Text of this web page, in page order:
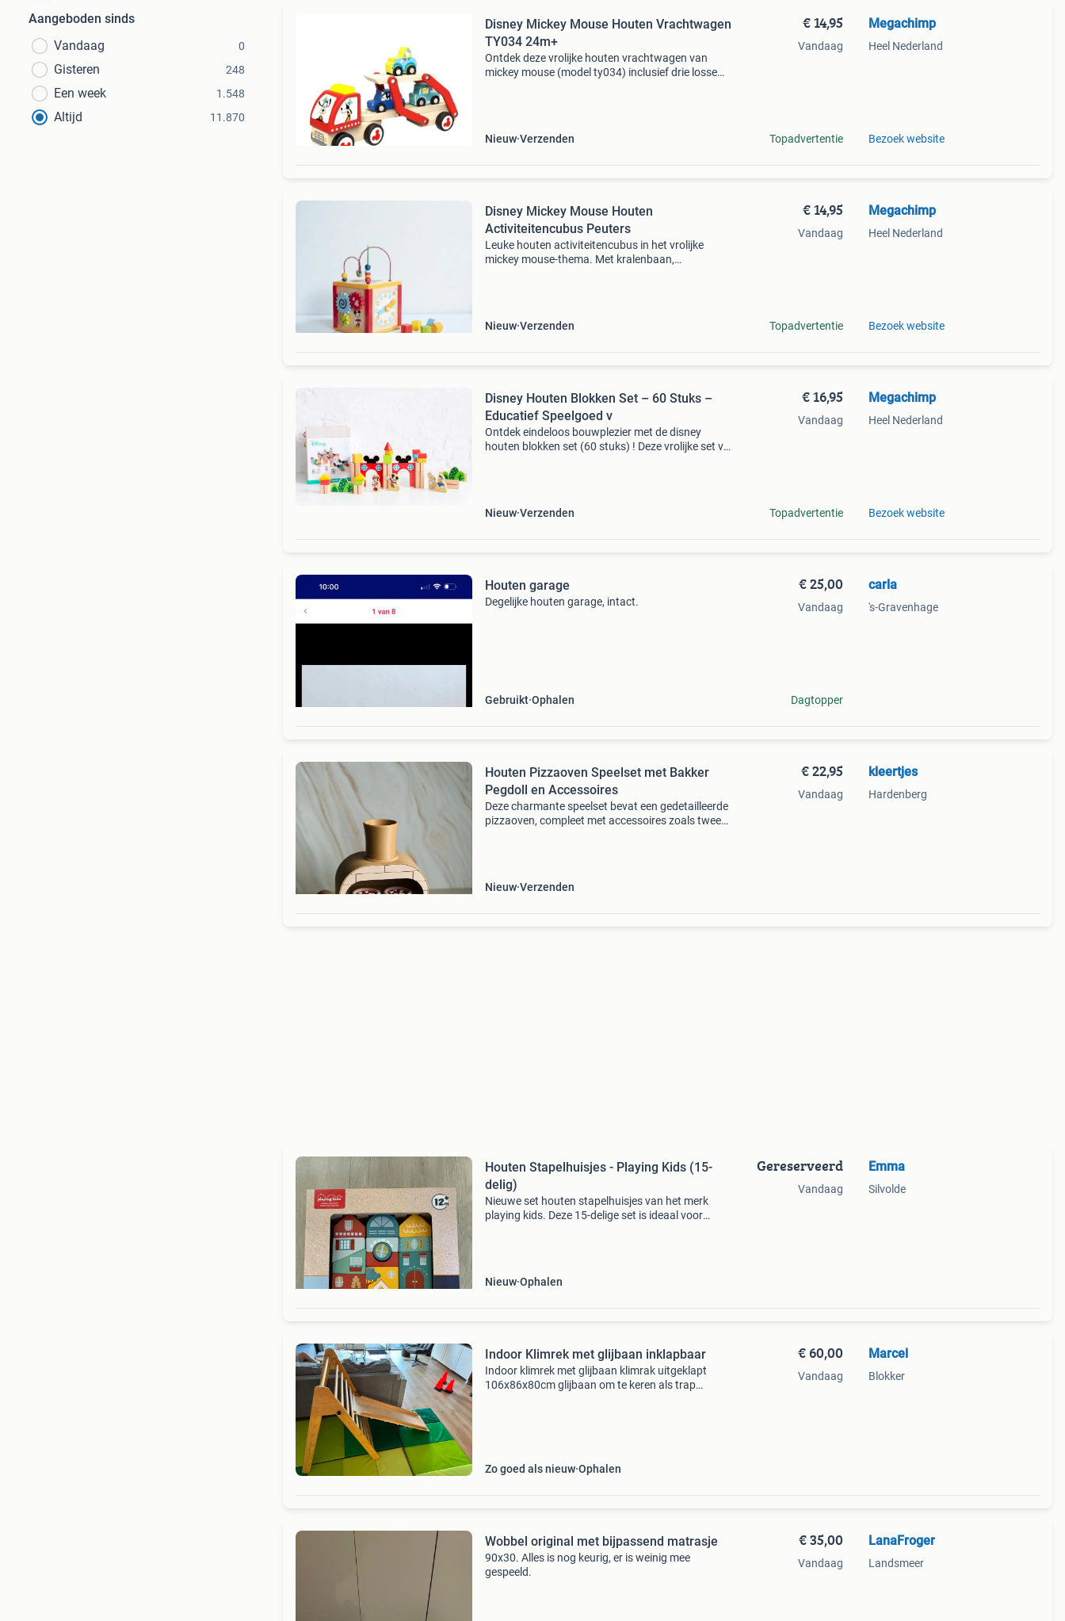
Aangeboden sinds
Vandaag
0
Gisteren 248
Een week 1.548
Altijd 11.870
Disney Mickey Mouse Houten Vrachtwagen
TY034 24m+
Ontdek deze vrolijke houten vrachtwagen van
mickey mouse (model ty034) inclusief drie losse
Nieuw Verzenden
€ 14,95
Vandaag
Topadvertentie
Megachimp
Heel Nederland
Bezoek website
Disney Mickey Mouse Houten
Activiteitencubus Peuters
Leuke houten activiteitencubus in het vrolijke
mickey mouse-thema. Met kralenbaan,
Nieuw Verzenden
€ 14,95
Vandaag
Topadvertentie
Megachimp
Heel Nederland
Bezoek website
Disney Houten Blokken Set – 60 Stuks –
Educatief Speelgoed v
Ontdek eindeloos bouwplezier met de disney
houten blokken set (60 stuks) ! Deze vrolijke set vol
Nieuw Verzenden
€ 16,95
Vandaag
Topadvertentie
Megachimp
Heel Nederland
Bezoek website
Houten garage
Degelijke houten garage, intact.
Gebruikt Ophalen
€ 25,00
Vandaag
Dagtopper
carla
's-Gravenhage
Houten Pizzaoven Speelset met Bakker
Pegdoll en Accessoires
Deze charmante speelset bevat een gedetailleerde
pizzaoven, compleet met accessoires zoals twee
Nieuw Verzenden
€ 22,95
Vandaag
kleertjes
Hardenberg
Houten Stapelhuisjes - Playing Kids (15-
delig)
Nieuwe set houten stapelhuisjes van het merk
playing kids. Deze 15-delige set is ideaal voor
Nieuw Ophalen
Gereserveerd
Vandaag
Emma
Silvolde
Indoor Klimrek met glijbaan inklapbaar
Indoor klimrek met glijbaan klimrak uitgeklapt
106x86x80cm glijbaan om te keren als trap
Zo goed als nieuw Ophalen
€ 60,00
Vandaag
Marcel
Blokker
Wobbel original met bijpassend matrasje
90x30. Alles is nog keurig, er is weinig mee
gespeeld.
€ 35,00
Vandaag
LanaFroger
Landsmeer